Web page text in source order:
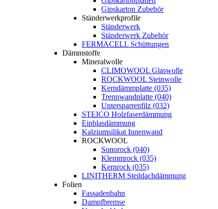
Gipskarton Zubehör
Ständerwerkprofile
Ständerwerk
Ständerwerk Zubehör
FERMACELL Schüttungen
Dämmstoffe
Mineralwolle
CLIMOWOOL Glaswolle
ROCKWOOL Steinwolle
Kerndämmplatte (035)
Trennwandplatte (040)
Untersparrenfilz (032)
STEICO Holzfaserdämmung
Einblasdämmung
Kalziumsilikat Innenwand
ROCKWOOL
Sonorock (040)
Klemmrock (035)
Kernrock (035)
LINITHERM Steildachdämmung
Folien
Fassadenbahn
Dampfbremse